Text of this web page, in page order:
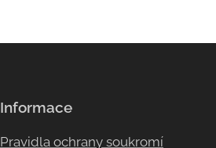
Informace
Pravidla ochrany soukromí